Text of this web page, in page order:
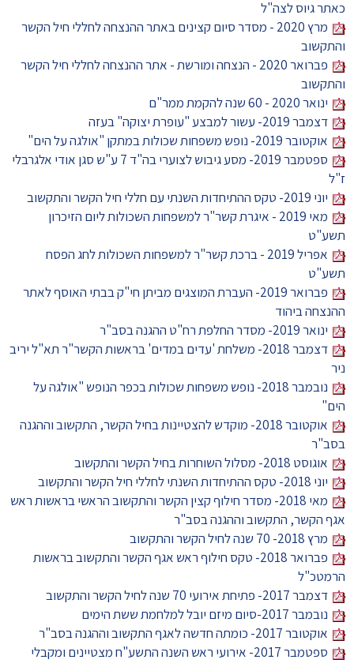
כאתר גיוס לצה"ל
מרץ 2020 - מסדר סיום קצינים באתר ההנצחה לחללי חיל הקשר
והתקשוב
פברואר 2020 - הנצחה ומורשת - אתר ההנצחה לחללי חיל הקשר
והתקשוב
ינואר 2020 - 60 שנה להקמת ממר"ם
דצמבר 2019- עשור למבצע "עופרת יצוקה" בעזה
אוקטובר 2019- נופש משפחות שכולות במתקן "אולגה על הים"
ספטמבר 2019- מסע גיבוש לצוערי בה"ד 7 ע"ש סגן אודי אלגרבלי
ז"ל
יוני 2019- טקס ההתיחדות השנתי עם חללי חיל הקשר והתקשוב
מאי 2019 - איגרת קשר"ר למשפחות השכולות ליום הזיכרון
תשע"ט
אפריל 2019 - ברכת קשר"ר למשפחות השכולות לחג הפסח
תשע"ט
פברואר 2019- העברת המוצגים מביתן חי"ק בבתי האוסף לאתר
ההנצחה ביהוד
ינואר 2019- מסדר החלפת רח"ט ההגנה בסב"ר
דצמבר 2018- משלחת 'עדים במדים' בראשות הקשר"ר תא"ל יריב
ניר
נובמבר 2018- נופש משפחות שכולות בכפר הנופש "אולגה על
הים"
אוקטובר 2018- מוקדש להצטיינות בחיל הקשר, התקשוב וההגנה
בסב"ר
אוגוסט 2018- מסלול השוחרות בחיל הקשר והתקשוב
יוני 2018- טקס ההתיחדות השנתי לחללי חיל הקשר והתקשוב
מאי 2018- מסדר חילוף קצין הקשר והתקשוב הראשי בראשות ראש
אגף הקשר, התקשוב וההגנה בסב"ר
מרץ 2018- 70 שנה לחיל הקשר והתקשוב
פברואר 2018- טקס חילוף ראש אגף הקשר והתקשוב בראשות
הרמטכ"ל
דצמבר 2017- פתיחת אירועי 70 שנה לחיל הקשר והתקשוב
נובמבר 2017-סיום מיזם יובל למלחמת ששת הימים
אוקטובר 2017- כומתה חדשה לאגף התקשוב וההגנה בסב"ר
ספטמבר 2017- אירועי ראש השנה התשע"ח מצטיינים ומקבלי